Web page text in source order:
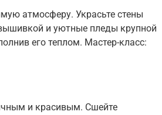
атмосферу. Украсьте стены
и уютные пледы крупной
его теплом. Мастер-класс:
и красивым. Сшейте